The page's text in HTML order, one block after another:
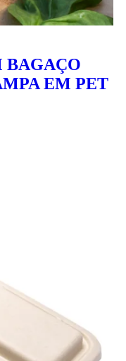
BAGAÇO
EM PET